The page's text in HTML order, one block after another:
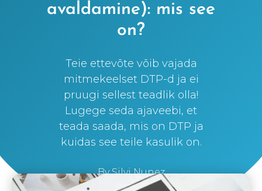
avaldamine): mis see
on?
Teie ettevõte võib vajada
mitmekeelset DTP-d ja ei
pruugi sellest teadlik olla!
Lugege seda ajaveebi, et
teada saada, mis on DTP ja
kuidas see teile kasulik on.
BySilvi Nunez